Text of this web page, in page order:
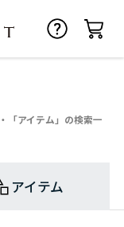
「アイテム」の検索一
アイテム